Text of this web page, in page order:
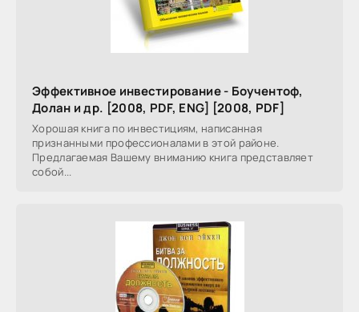
Эффективное инвестирование - Боучентоф,
Долан и др. [2008, PDF, ENG] [2008, PDF]
Хорошая книга по инвестициям, написанная
признанными профессионалами в этой районе.
Предлагаемая Вашему вниманию книга представляет
собой...